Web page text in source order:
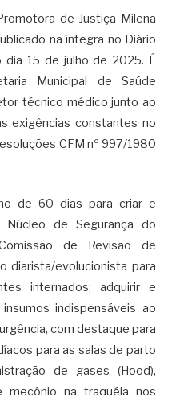
de Justiça Milena
na íntegra no Diário
dia 15 de julho de 2025. É
Municipal de Saúde
técnico médico junto ao
exigências constantes no
CFM nº 997/1980
de 60 dias para criar e
de Segurança do
de Revisão de
diarista/evolucionista para
internados; adquirir e
indispensáveis ao
com destaque para
para as salas de parto
de gases (Hood),
mecônio na traquéia nos